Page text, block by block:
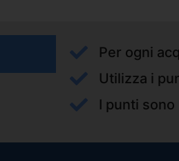
Per ogni
Utilizza i
I punti